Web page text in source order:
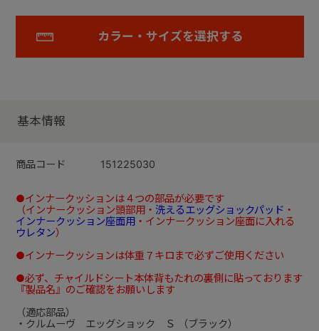
カラー・サイズを選択する
基本情報
商品コード 151225030
●インナークッションは４つの部品が必要です
（インナークッション頭部用・ 洗えるエッグショックパッド ・
インナークッション座面用・インナークッション座面に入れる
ウレタン）
●インナークッションは体重７キロまで必ずご使用ください
●必ず、チャイルドシート本体背もたれの裏側に貼っております
『製品名』のご確認をお願いします
（適応部品）
・クルムーヴ エッグショック Ｓ （ブラック）